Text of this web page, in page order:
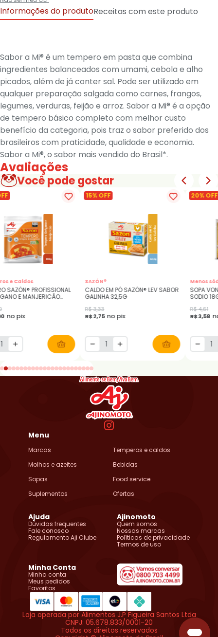
Informações do produtoReceitas com este produto
Sabor a Mi® é um tempero em pasta que combina
ingredientes balanceados com umami, cebola e alho
picados, além de já conter sal. Pode ser utilizado em
qualquer preparação salgada como carnes, frangos,
legumes, verduras, feijão e arroz. Sabor a Mi® é a opção
de tempero básico completo com melhor custo
benefício da categoria, pois traz o sabor preferido dos
brasileiros com praticidade, qualidade e economia.
Sabor a Mi®, o sabor mais vendido do Brasil*.
Avaliações
Você pode gostar
e Caldos
SAZÓN® PROFISSIONAL
E MANJERICÃO
no pix
15% OFF
SAZÓN®
CALDO EM PÓ SAZÓN® LEV SABOR
GALINHA 32,5G
R$ 3,33
R$ 2,75 no pix
20% OFF
Menos
SOPA
SODIO
R$ 4,61
R$ 3,58
Menu
Marcas
Temperos e caldos
Molhos e azeites
Bebidas
Sopas
Food service
Suplementos
Ofertas
Ajuda
Dúvidas frequentes
Fale conosco
Regulamento Aji Clube
Ajinomoto
Quem somos
Nossas marcas
Políticas de privacidade
Termos de uso
Minha Conta
Minha conta
Meus pedidos
Favoritos
Loja operada por Alimentos J.P Figueira Santos Ltda
CNPJ: 05.678.833/0001-20
Todos os direitos reservados